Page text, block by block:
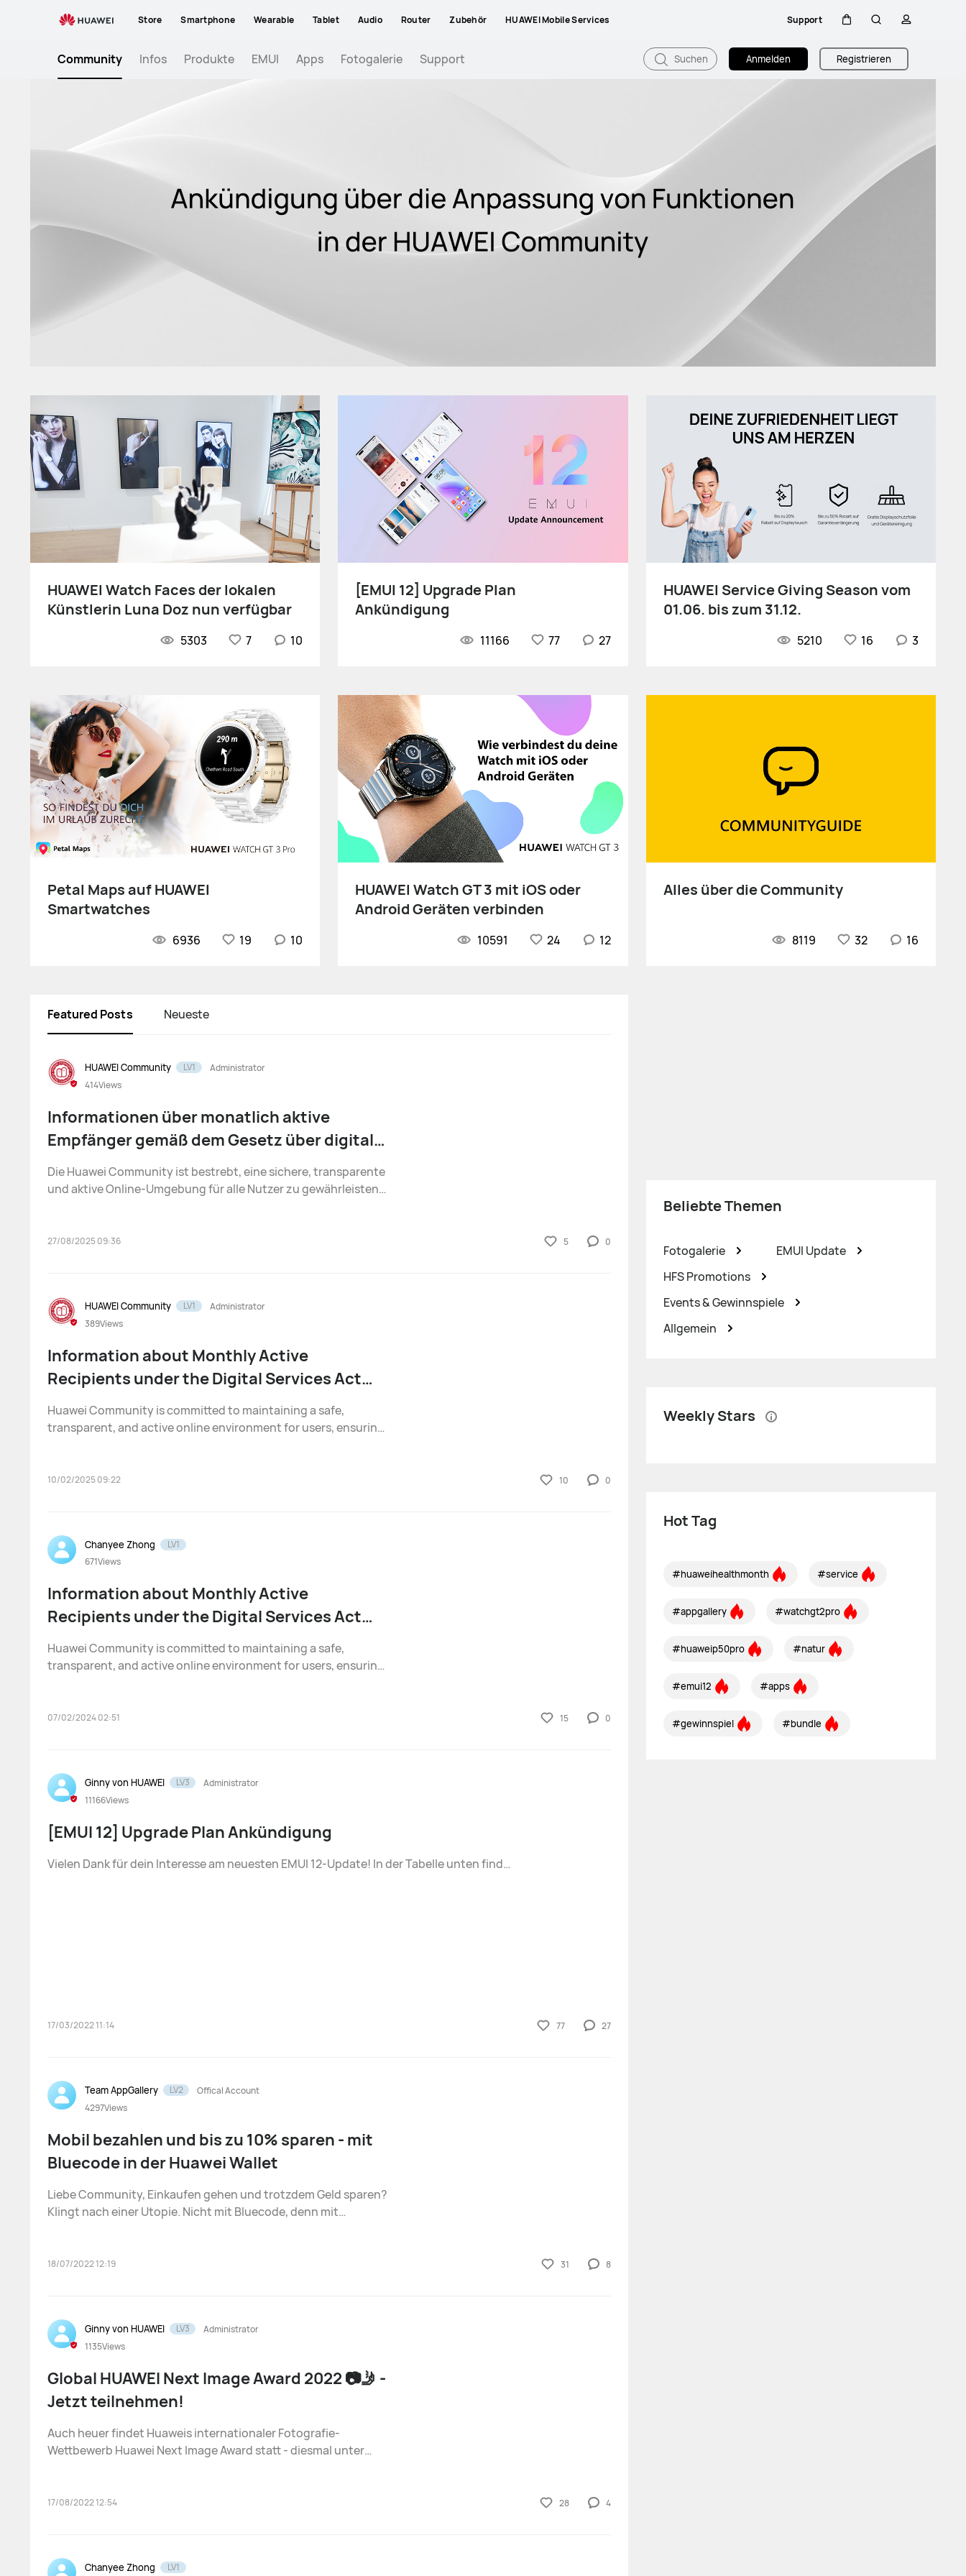
Community
Store Smartphone Wearable Tablet Audio Router Zubehör HUAWEI Mobile Services Support
Community
Infos Produkte EMUI Apps Fotogalerie Support Suchen Anmelden Registrieren
HUAWEI Watch Faces der lokalen
Künstlerin Luna Doz nun verfügbar
5303 7 10
[EMUI 12] Upgrade Plan
Ankündigung
11166 77 27
HUAWEI Service Giving Season vom
01.06. bis zum 31.12.
5210 16 3
Petal Maps auf HUAWEI
Smartwatches
6936 19 10
HUAWEI Watch GT 3 mit iOS oder
Android Geräten verbinden
10591 24 12
Alles über die Community
8119 32 16
Featured Posts Neueste
HUAWEI Community LV1
Administrator
414Views
Informationen über monatlich aktive
Empfänger gemäß dem Gesetz über digitale
Services (EU)
Die Huawei Community ist bestrebt, eine sichere, transparente
und aktive Online-Umgebung für alle Nutzer zu gewährleisten,
Gesetzes über dig
27/08/2025 09:36 5 0
HUAWEI Community LV1
Administrator
389Views
Information about Monthly Active
Recipients under the Digital Services Act
(EU)
Huawei Community is committed to maintaining a safe,
transparent, and active online environment for users, ensuring
(EU) Digital Servic
10/02/2025 09:22 10 0
Chanyee Zhong
LV1
671Views
Information about Monthly Active
Recipients under the Digital Services Act
(EU)
Huawei Community is committed to maintaining a safe,
transparent, and active online environment for users, ensuring
(EU) Digital Servic
07/02/2024 02:51 15 0
Ginny von HUAWEI LV3
Administrator
11166Views
[EMUI 12] Upgrade Plan Ankündigung
Vielen Dank für dein Interesse am neuesten EMUI 12-Update! In der Tabelle unten findest du die aktuellsten Informationen zum EMUI 12 Upgrade-Plan für ausgewählte offene Geräte in jeder Region. Huawei wird die Informationen von Zeit zu Zeit inner
17/03/2022 11:14 77 27
Team AppGallery LV2
Offical Account
4297Views
Mobil bezahlen und bis zu 10% sparen - mit
Bluecode in der Huawei Wallet
Liebe Community, Einkaufen gehen und trotzdem Geld sparen?
Klingt nach einer Utopie. Nicht mit Bluecode, denn mit
das funktioni
18/07/2022 12:19 31 8
Ginny von HUAWEI LV3
Administrator
1135Views
Global HUAWEI Next Image Award 2022 📷🤳 -
Jetzt teilnehmen!
Auch heuer findet Huaweis internationaler Fotografie-
Wettbewerb Huawei Next Image Award statt - diesmal unter
ermutigen, qualitat
17/08/2022 12:54 28 4
Chanyee Zhong LV1
Beliebte Themen
Fotogalerie
EMUI Update
HFS Promotions
Events & Gewinnspiele
Allgemein
Weekly Stars
Hot Tag
#huaweihealthmonth #service
#appgallery #watchgt2pro
#huaweip50pro #natur
#emui12 #apps
#gewinnspiel #bundle